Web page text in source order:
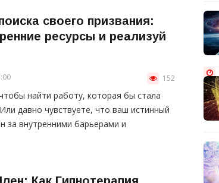
своего призвания:
ресурсы и реализуй
152
найти работу, которая бы стала
давно чувствуете, что ваш истинный
за внутренними барьерами и